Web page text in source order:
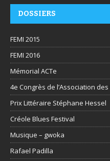
DOSSIERS
FEMI 2015
FEMI 2016
Mémorial ACTe
4e Congrès de l’Association
Prix Littéraire Stéphane Hessel
Créole Blues Festival
Musique – gwoka
Rafael Padilla